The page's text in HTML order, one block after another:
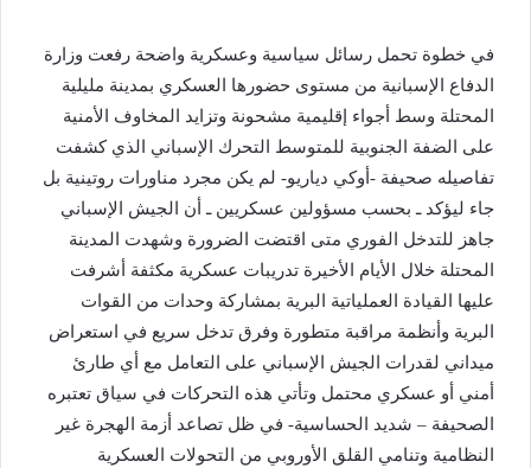
في خطوة تحمل رسائل سياسية وعسكرية واضحة رفعت وزارة
الدفاع الإسبانية من مستوى حضورها العسكري بمدينة مليلية
المحتلة وسط أجواء إقليمية مشحونة وتزايد المخاوف الأمنية
على الضفة الجنوبية للمتوسط التحرك الإسباني الذي كشفت
تفاصيله صحيفة -أوكي دياريو- لم يكن مجرد مناورات روتينية بل
جاء ليؤكد ـ بحسب مسؤولين عسكريين ـ أن الجيش الإسباني
جاهز للتدخل الفوري متى اقتضت الضرورة وشهدت المدينة
المحتلة خلال الأيام الأخيرة تدريبات عسكرية مكثفة أشرفت
عليها القيادة العملياتية البرية بمشاركة وحدات من القوات
البرية وأنظمة مراقبة متطورة وفرق تدخل سريع في استعراض
ميداني لقدرات الجيش الإسباني على التعامل مع أي طارئ
أمني أو عسكري محتمل وتأتي هذه التحركات في سياق تعتبره
الصحيفة – شديد الحساسية- في ظل تصاعد أزمة الهجرة غير
النظامية وتنامي القلق الأوروبي من التحولات العسكرية